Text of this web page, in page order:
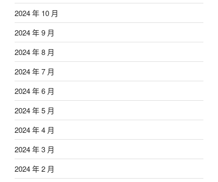
2024 年 10 月
2024 年 9 月
2024 年 8 月
2024 年 7 月
2024 年 6 月
2024 年 5 月
2024 年 4 月
2024 年 3 月
2024 年 2 月